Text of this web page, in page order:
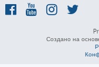
Создано на